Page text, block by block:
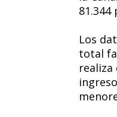
81.344
Los
total
realiza